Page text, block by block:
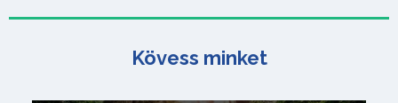
Kövess minket